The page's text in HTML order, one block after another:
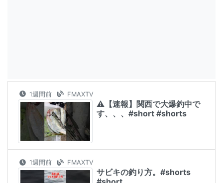
1週間前 FMAXTV
⚠️【速報】関西で大爆釣中で
す、、、#short #shorts
1週間前 FMAXTV
サビキの釣り方。#shorts